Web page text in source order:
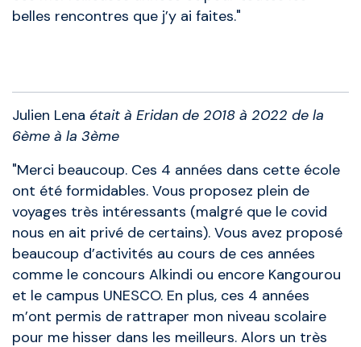
belles rencontres que j’y ai faites."
Julien Lena était à Eridan de 2018 à 2022 de la
6ème à la 3ème
"Merci beaucoup. Ces 4 années dans cette école
ont été formidables. Vous proposez plein de
voyages très intéressants (malgré que le covid
nous en ait privé de certains). Vous avez proposé
beaucoup d’activités au cours de ces années
comme le concours Alkindi ou encore Kangourou
et le campus UNESCO. En plus, ces 4 années
m’ont permis de rattraper mon niveau scolaire
pour me hisser dans les meilleurs. Alors un très